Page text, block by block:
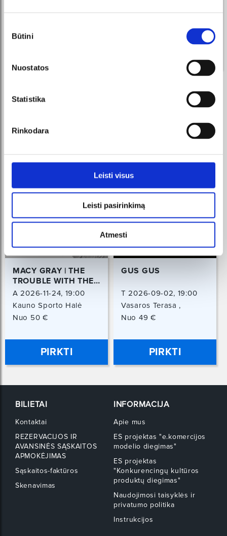
pasirinkimas
Būtini
Nuostatos
Statistika
Rinkodara
Leisti visus
Leisti pasirinkimą
Atmesti
UŽSISAKYTI
REKOMENDUOJAME
MACY GRAY | THE
TROUBLE WITH THE
TRUTH TOUR
A 2026-11-24, 19:00
Kauno Sporto Halė
Kaunas
Nuo 50 €
PIRKTI
GUS GUS
T 2026-09-02, 19:00
Vasaros Terasa ,
Vilniaus 39, Vilnius
Nuo 49 €
PIRKTI
BILIETAI
Kontaktai
REZERVACIJOS IR
AVANSINĖS SĄSKAITOS
APMOKĖJIMAS
Sąskaitos-faktūros
Skenavimas
INFORMACIJA
Apie mus
ES projektas "e.komercijos
modelio diegimas"
ES projektas
"Konkurencingų kultūros
produktų diegimas"
Naudojimosi taisyklės ir
privatumo politika
Instrukcijos